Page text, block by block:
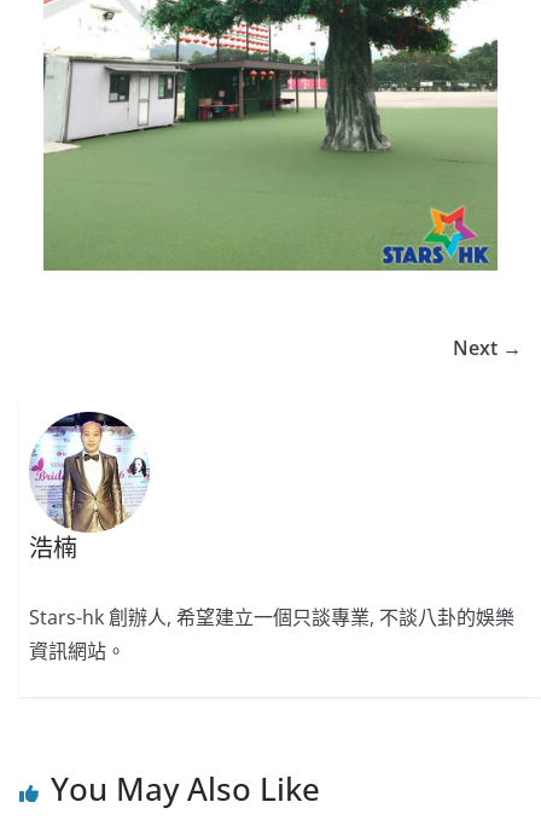
Next →
浩楠
Stars-hk 創辦人, 希望建立一個只談專業, 不談八卦的娛樂
資訊網站。
You May Also Like